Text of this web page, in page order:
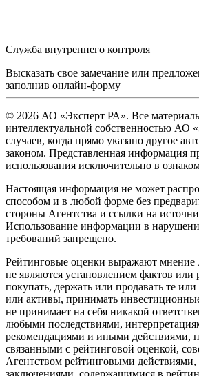
Служба внутреннего контроля
Высказать свое замечание или
заполнив онлайн-форму
© 2026 АО «Эксперт РА». Все
интеллектуальной собственностью АО
случаев, когда прямо указано другое
законом. Представленная информация
использования исключительно в
Настоящая информация не может
способом и в любой форме без
стороны Агентства и ссылки на
Использование информации в
требований запрещено.
Рейтинговые оценки выражают
не являются установлением фактов или
покупать, держать или продавать те
или активы, принимать
не принимает на себя никакой
любыми последствиями,
рекомендациями и иными действиями,
связанными с рейтинговой оценкой,
Агентством рейтинговыми
заключениями, содержащимися в